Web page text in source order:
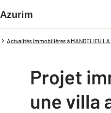
Azurim
Actualités immobilières à MANDELIEU LA
Projet
une villa